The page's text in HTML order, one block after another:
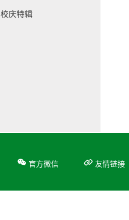
校庆特辑
官方微信 友情链接